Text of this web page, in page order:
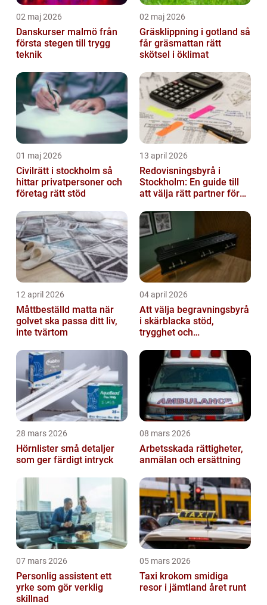
02 maj 2026
Danskurser malmö från
första stegen till trygg
teknik
02 maj 2026
Gräsklippning i gotland så
får gräsmattan rätt
skötsel i öklimat
01 maj 2026
Civilrätt i stockholm så
hittar privatpersoner och
företag rätt stöd
13 april 2026
Redovisningsbyrå i
Stockholm: En guide till
att välja rätt partner för
12 april 2026
Måttbeställd matta när
golvet ska passa ditt liv,
inte tvärtom
04 april 2026
Att välja begravningsbyrå
i skärblacka stöd,
trygghet och
28 mars 2026
Hörnlister små detaljer
som ger färdigt intryck
08 mars 2026
Arbetsskada rättigheter,
anmälan och ersättning
07 mars 2026
Personlig assistent ett
yrke som gör verklig
skillnad
05 mars 2026
Taxi krokom smidiga
resor i jämtland året runt